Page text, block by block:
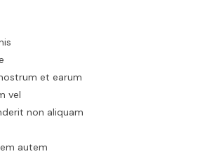
et earum
vel
non aliquam
autem